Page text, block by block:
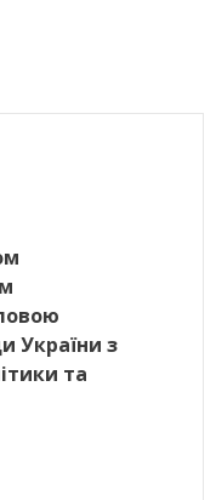
України з
та